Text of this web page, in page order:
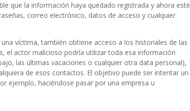
que la información haya quedado registrada y ahora esté
correo electrónico, datos de acceso y cualquier
víctima, también obtiene acceso a los historiales de las
el actor malicioso podría utilizar toda esa información
las últimas vacaciones o cualquier otra data personal),
de esos contactos. El objetivo puede ser intentar un
ejemplo, haciéndose pasar por una empresa u